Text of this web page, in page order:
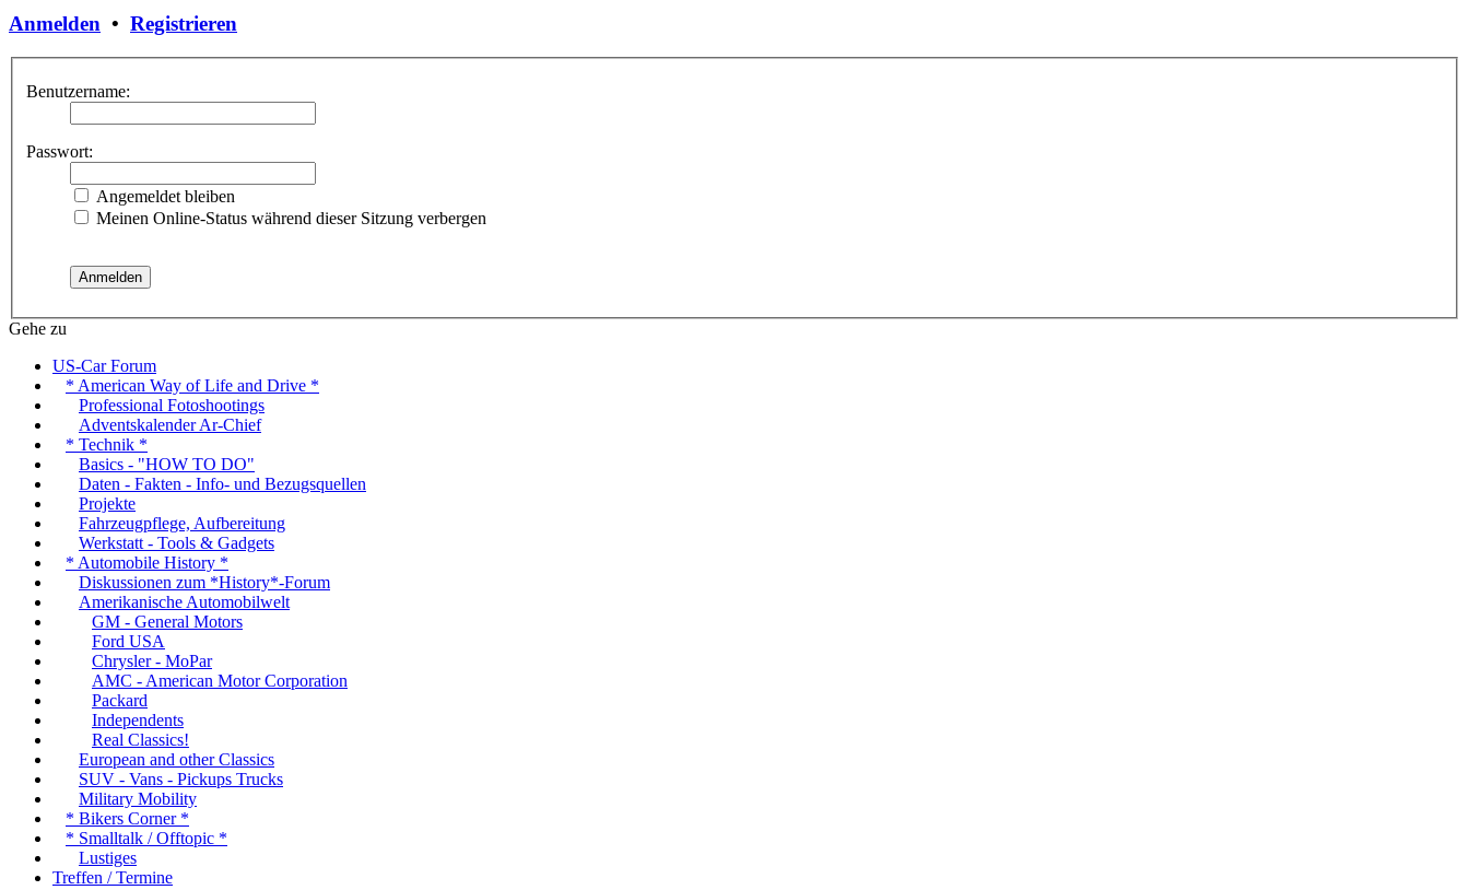
Anmelden • Registrieren
Benutzername:
Passwort:
Angemeldet bleiben
Meinen Online-Status während dieser Sitzung verbergen
Gehe zu
US-Car Forum
* American Way of Life and Drive *
Professional Fotoshootings
Adventskalender Ar-Chief
* Technik *
Basics - "HOW TO DO"
Daten - Fakten - Info- und Bezugsquellen
Projekte
Fahrzeugpflege, Aufbereitung
Werkstatt - Tools & Gadgets
* Automobile History *
Diskussionen zum *History*-Forum
Amerikanische Automobilwelt
GM - General Motors
Ford USA
Chrysler - MoPar
AMC - American Motor Corporation
Packard
Independents
Real Classics!
European and other Classics
SUV - Vans - Pickups Trucks
Military Mobility
* Bikers Corner *
* Smalltalk / Offtopic *
Lustiges
Treffen / Termine